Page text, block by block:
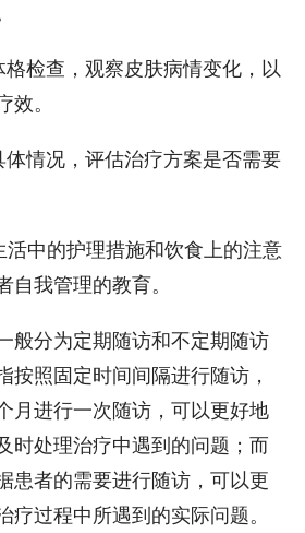
格检查，观察皮肤病情变化，以
效。
体情况，评估治疗方案是否需要
活中的护理措施和饮食上的注意
自我管理的教育。
般分为定期随访和不定期随访
按照固定时间间隔进行随访，
月进行一次随访，可以更好地
时处理治疗中遇到的问题；而
患者的需要进行随访，可以更
疗过程中所遇到的实际问题。